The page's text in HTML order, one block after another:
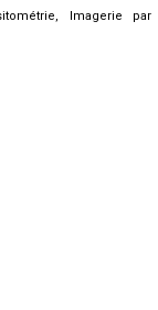
Imagerie